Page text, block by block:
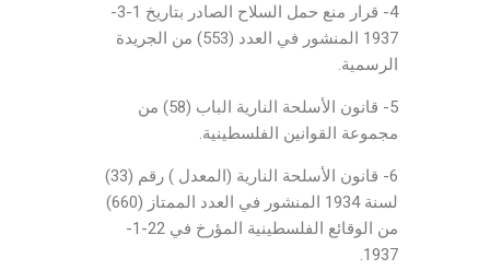
4- قرار منع حمل السلاح الصادر بتاريخ 1-3-
1937 المنشور في العدد (553) من الجريدة
الرسمية.
5- قانون الأسلحة النارية الباب (58) من
مجموعة القوانين الفلسطينية.
6- قانون الأسلحة النارية (المعدل ) رقم (33)
لسنة 1934 المنشور في العدد الممتاز (660)
من الوقائع الفلسطينية المؤرخ في 22-1-
1937.